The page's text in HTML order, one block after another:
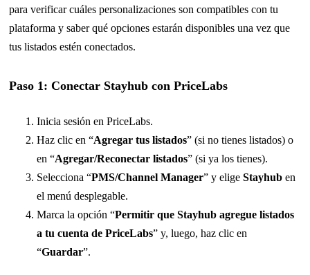
para verificar cuáles personalizaciones son compatibles con tu
plataforma y saber qué opciones estarán disponibles una vez que
tus listados estén conectados.
Paso 1: Conectar Stayhub con PriceLabs
Inicia sesión en PriceLabs.
Haz clic en “Agregar tus listados” (si no tienes listados) o
en “Agregar/Reconectar listados” (si ya los tienes).
Selecciona “PMS/Channel Manager” y elige Stayhuben
el menú desplegable.
Marca la opción “Permitir que Stayhub agregue listados
a tu cuenta de PriceLabs” y, luego, haz clic en
“Guardar”.